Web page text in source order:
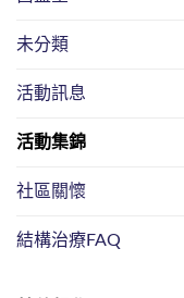
未分類
活動訊息
活動集錦
社區關懷
結構治療FAQ